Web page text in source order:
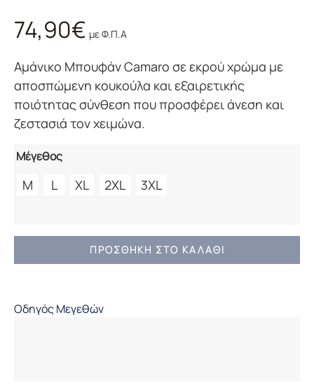
74,90€ με Φ.Π.Α
Αμάνικο Μπουφάν Camaro σε εκρού χρώμα με
αποσπώμενη κουκούλα και εξαιρετικής
ποιότητας σύνθεση που προσφέρει άνεση και
ζεστασιά τον χειμώνα.
Μέγεθος
M L XL 2XL 3XL
Αμάνικο
Με
ΠΡΟΣΘΉΚΗ ΣΤΟ ΚΑΛΆΘΙ
Οδηγός Μεγεθών